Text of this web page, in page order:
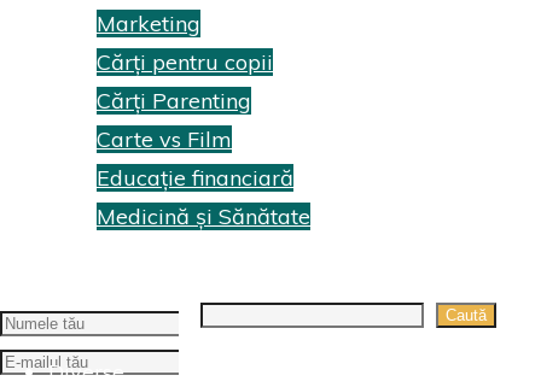
Marketing
Cărți pentru copii
Cărți Parenting
Carte vs Film
Educație financiară
Medicină și Sănătate
Diverse
Search Caută